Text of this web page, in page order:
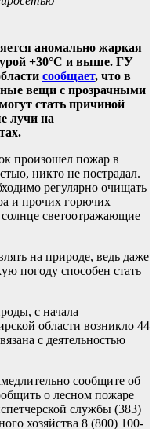
аномально жаркая
+30°С и выше. ГУ
сообщает, что в
вещи с прозрачными
стать причиной
лучи на
произошел пожар в
никто не пострадал.
регулярно очищать
и прочих горючих
солнце светоотражающие
на природе, ведь даже
погоду способен стать
с начала
области возникло 44
с деятельностью
сообщите об
о лесном пожаре
службы (383)
хозяйства 8 (800) 100-